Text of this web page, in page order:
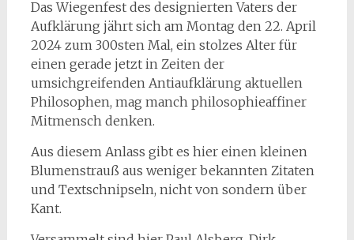
Das Wiegenfest des designierten Vaters der
Aufklärung jährt sich am Montag den 22. April
2024 zum 300sten Mal, ein stolzes Alter für
einen gerade jetzt in Zeiten der
umsichgreifenden Antiaufklärung aktuellen
Philosophen, mag manch philosophieaffiner
Mitmensch denken.
Aus diesem Anlass gibt es hier einen kleinen
Blumenstrauß aus weniger bekannten Zitaten
und Textschnipseln, nicht von sondern über
Kant.